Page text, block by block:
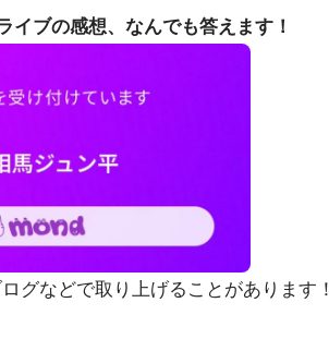
イブの感想、なんでも答えます！
グなどで取り上げることがあります！